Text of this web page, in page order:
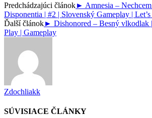
Predchádzajúci článok► Amnesia –
Disponentia | #2 | Slovenský Gameplay |
Ďalší článok► Dishonored – Besný vlkodlak
Play | Gameplay
Zdochliakk
SÚVISIACE ČLÁNKY